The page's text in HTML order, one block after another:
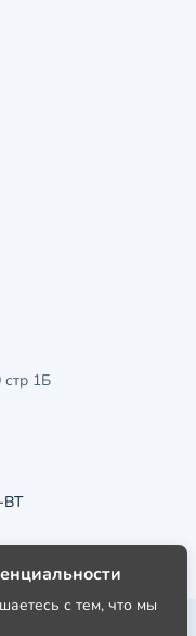
стр 1Б
ВТ
с тем, что мы